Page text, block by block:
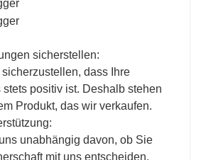
sicherstellen:
dass Ihre
stets positiv ist. Deshalb stehen
Produkt, das wir verkaufen.
unabhängig davon, ob Sie
mit uns entscheiden.